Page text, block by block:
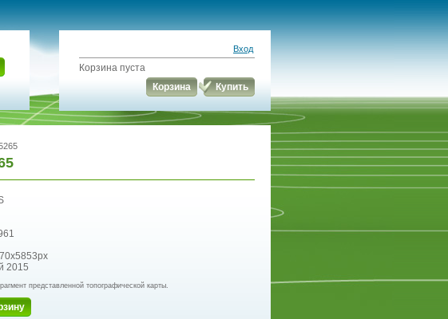
Вход
Корзина пуста
Корзина
Купить
2015
представленной топографической карты.